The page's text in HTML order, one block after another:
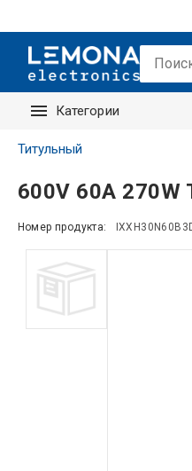
Категории
Запросы
Титульный
600V 60A 270W
Номер продукта: